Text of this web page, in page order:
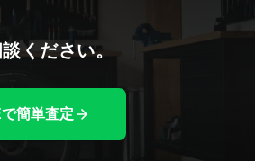
ください。
簡単査定